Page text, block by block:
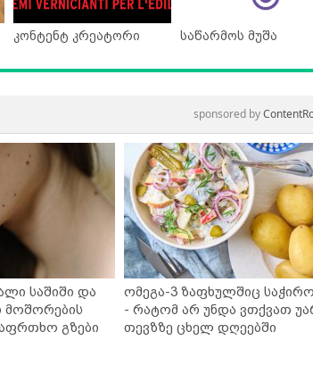
კონტენტ კრეატორი საწარმოს მუშა
sponsored by
საშიში და
მოშორების
გზები
ომეგა-3 ზაფხულშიც
- რატომ არ უნდა ვთქვათ
თევზზე ცხელ დღეებში